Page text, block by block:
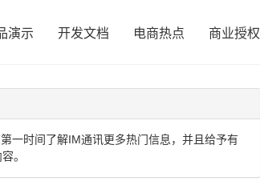
演示 开发文档 电商热点 商业授权
一时间了解IM通讯更多热门信息，并且给予有
。